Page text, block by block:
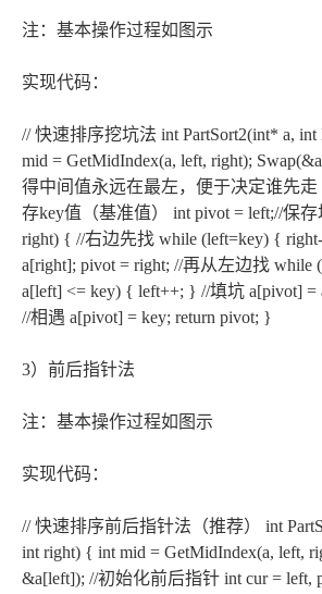
注：基本操作过程如图示
实现代码：
// 快速排序挖坑法 int PartSort2(int* a,
mid = GetMidIndex(a, left, right);
得中间值永远在最左，便于决定谁先走
存key值（基准值） int pivot = left;//保
right) { //右边先找 while (left=key) {
a[right]; pivot = right; //再从左边找 while
a[left] <= key) { left++; } //填坑 a[pivot] =
//相遇 a[pivot] = key; return pivot; }
3）前后指针法
注：基本操作过程如图示
实现代码：
// 快速排序前后指针法（推荐） int
int right) { int mid = GetMidIndex(a, left,
&a[left]); //初始化前后指针 int cur = left,